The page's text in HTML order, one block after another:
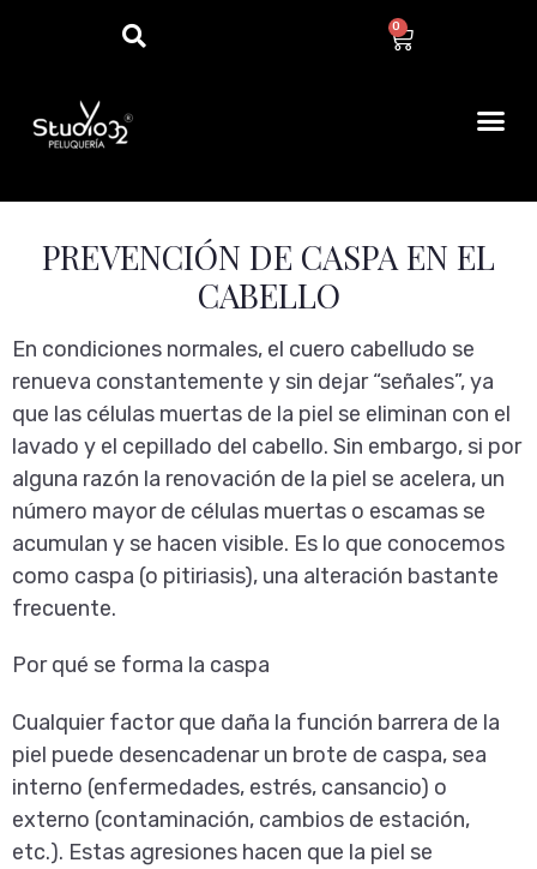
0
PREVENCIÓN DE CASPA EN EL
CABELLO
En condiciones normales, el cuero cabelludo se
renueva constantemente y sin dejar “señales”, ya
que las células muertas de la piel se eliminan con el
lavado y el cepillado del cabello. Sin embargo, si por
alguna razón la renovación de la piel se acelera, un
número mayor de células muertas o escamas se
acumulan y se hacen visible. Es lo que conocemos
como caspa (o pitiriasis), una alteración bastante
frecuente.
Por qué se forma la caspa
Cualquier factor que daña la función barrera de la
piel puede desencadenar un brote de caspa, sea
interno (enfermedades, estrés, cansancio) o
externo (contaminación, cambios de estación,
etc.). Estas agresiones hacen que la piel se